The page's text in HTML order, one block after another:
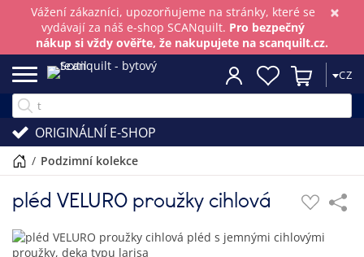
×
Vážení zákazníci, upozorňujeme na stránky, které se
vydávají za náš e-shop SCANquilt. Pro bezpečný
nákup si vždy ověřte, že nakupujete na scanquilt.cz.
CZ
ORIGINÁLNÍ E-SHOP
/ podzimní kolekce
pléd VELURO proužky cihlová